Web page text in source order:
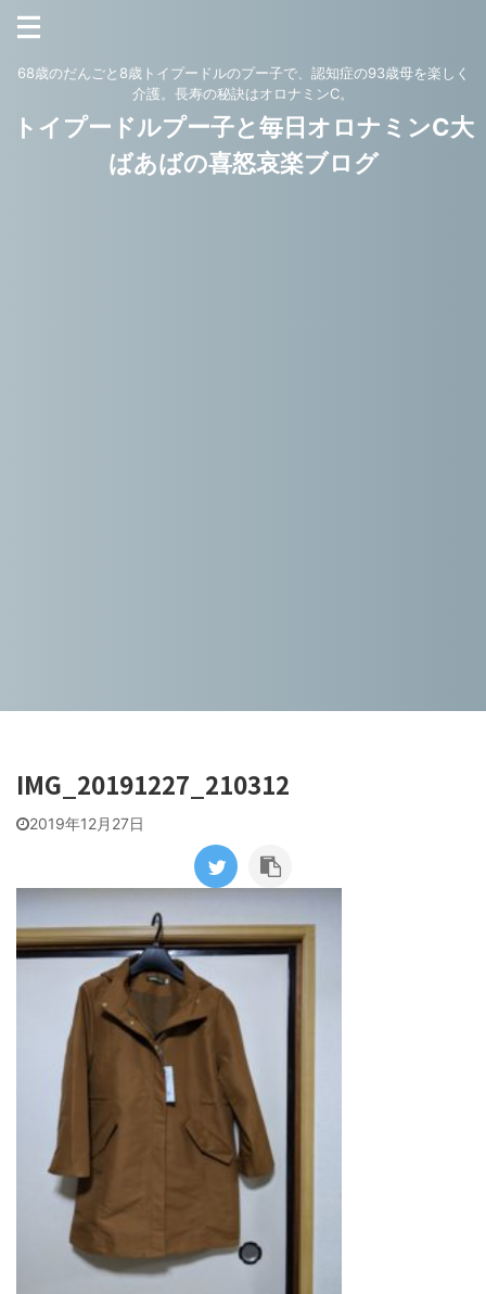
68歳のだんごと8歳トイプードルのプー子で、認知症の93歳母を楽しく
介護。長寿の秘訣はオロナミンC。
トイプードルプー子と毎日オロナミンC大
ばあばの喜怒哀楽ブログ
IMG_20191227_210312
2019年12月27日